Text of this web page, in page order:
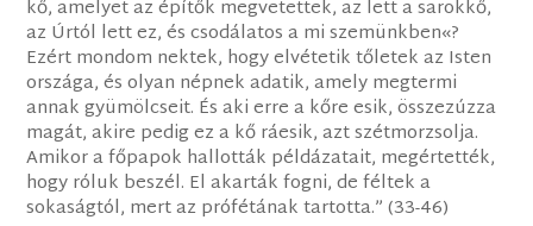
kő, amelyet az építők megvetettek, az lett a sarokkő,
az Úrtól lett ez, és csodálatos a mi szemünkben«?
Ezért mondom nektek, hogy elvétetik tőletek az Isten
országa, és olyan népnek adatik, amely megtermi
annak gyümölcseit. És aki erre a kőre esik, összezúzza
magát, akire pedig ez a kő ráesik, azt szétmorzsolja.
Amikor a főpapok hallották példázatait, megértették,
hogy róluk beszél. El akarták fogni, de féltek a
sokaságtól, mert az prófétának tartotta.” (33-46)